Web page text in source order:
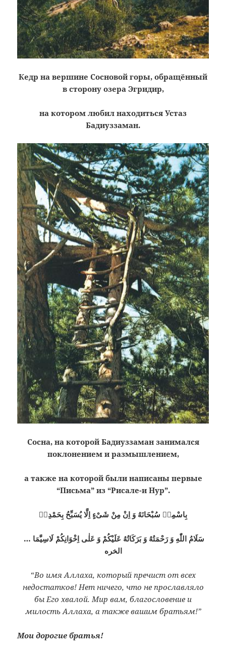
Кедр на вершине Сосновой горы, обращённый
в сторону озера Эгридир,
на котором любил находиться Устаз
Бадиуззаман.
Сосна, на которой Бадиуззаман занимался
поклонением и размышлением,
а также на которой были написаны первые
“Письма” из “Рисале-и Нур”.
بِاسْمِهٖ سُبْحَانَهُ وَ اِنْ مِنْ شَىْءٍ اِلَّا يُسَبِّحُ بِحَمْدِهٖ
الخره
“Во имя Аллаха, который пречист от всех
недостатков! Нет ничего, что не прославляло
бы Его хвалой. Мир вам, благословение и
милость Аллаха, а также вашим братьям!”
Мои дорогие братья!